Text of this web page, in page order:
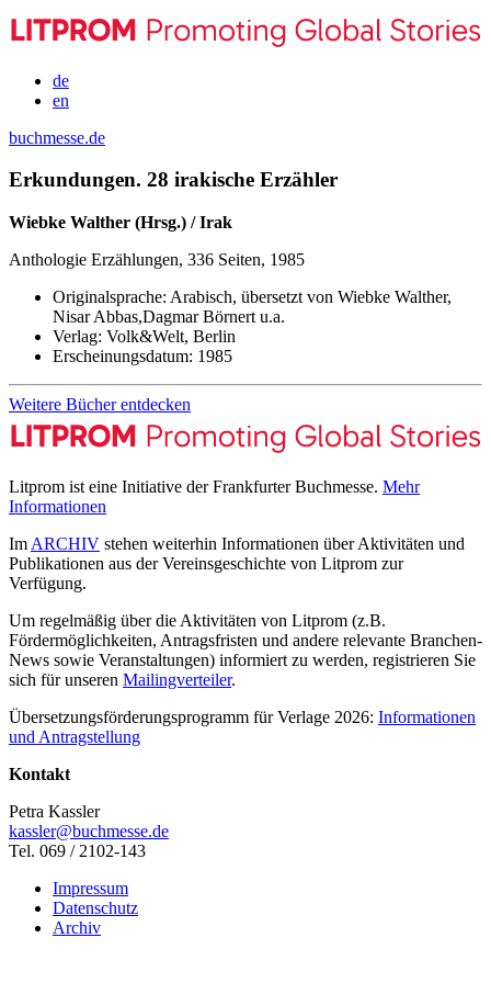
de
en
buchmesse.de
Erkundungen. 28 irakische Erzähler
Wiebke Walther (Hrsg.) / Irak
Anthologie Erzählungen, 336 Seiten, 1985
Originalsprache: Arabisch, übersetzt von Wiebke Walther,
Nisar Abbas,Dagmar Börnert u.a.
Verlag: Volk&Welt, Berlin
Erscheinungsdatum: 1985
Weitere Bücher entdecken
Litprom ist eine Initiative der Frankfurter Buchmesse. Mehr
Informationen
Im ARCHIV stehen weiterhin Informationen über Aktivitäten und
Publikationen aus der Vereinsgeschichte von Litprom zur
Verfügung.
Um regelmäßig über die Aktivitäten von Litprom (z.B.
Fördermöglichkeiten, Antragsfristen und andere relevante Branchen-
News sowie Veranstaltungen) informiert zu werden, registrieren Sie
sich für unseren Mailingverteiler.
Übersetzungsförderungsprogramm für Verlage 2026: Informationen
und Antragstellung
Kontakt
Petra Kassler
kassler@buchmesse.de
Tel. 069 / 2102-143
Impressum
Datenschutz
Archiv